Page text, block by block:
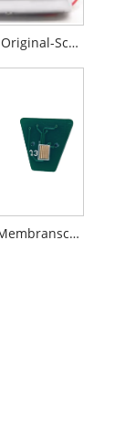
Membran-Original-Schaltkreiskontakte
Mini-PCB-Membranschalter